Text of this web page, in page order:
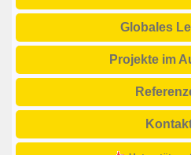
Globales
Projekte im